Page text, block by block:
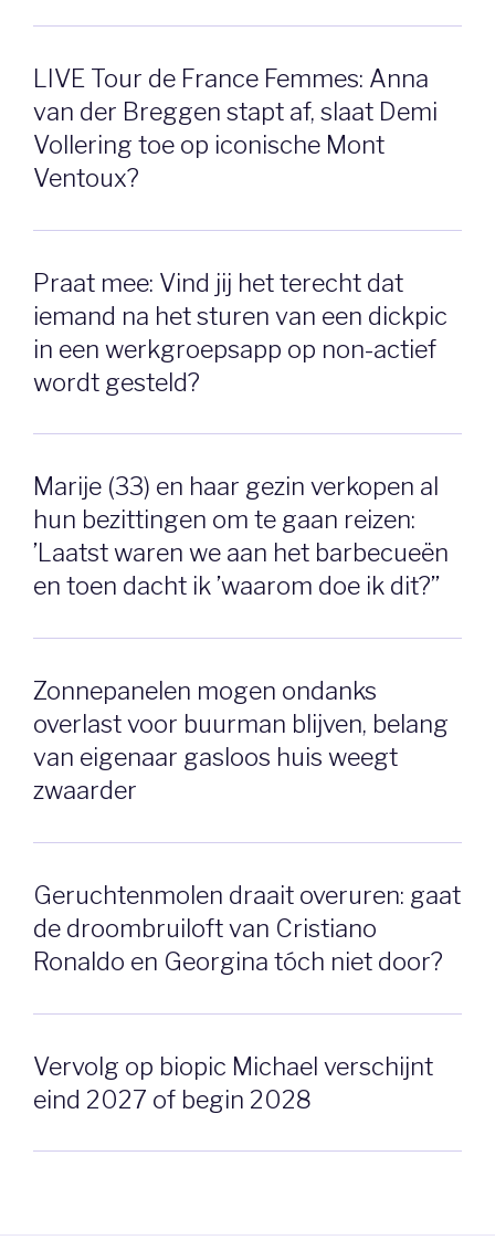
LIVE Tour de France Femmes: Anna
van der Breggen stapt af, slaat Demi
Vollering toe op iconische Mont
Ventoux?
Praat mee: Vind jij het terecht dat
iemand na het sturen van een dickpic
in een werkgroepsapp op non-actief
wordt gesteld?
Marije (33) en haar gezin verkopen al
hun bezittingen om te gaan reizen:
’Laatst waren we aan het barbecueën
en toen dacht ik ’waarom doe ik dit?’’
Zonnepanelen mogen ondanks
overlast voor buurman blijven, belang
van eigenaar gasloos huis weegt
zwaarder
Geruchtenmolen draait overuren: gaat
de droombruiloft van Cristiano
Ronaldo en Georgina tóch niet door?
Vervolg op biopic Michael verschijnt
eind 2027 of begin 2028